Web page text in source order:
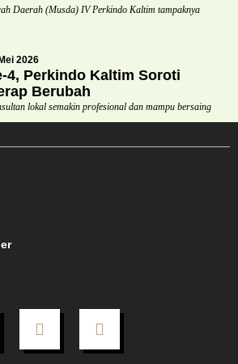
Daerah (Musda) IV Perkindo Kaltim tampaknya
2026
4, Perkindo Kaltim Soroti
Berubah
lokal semakin profesional dan mampu bersaing